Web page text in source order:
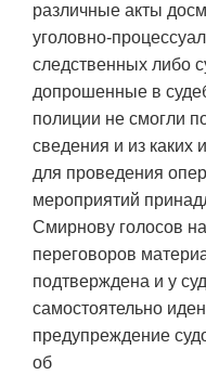
различные акты
уголовно-
следственных либо
допрошенные в
полиции не смогли
сведения и из каких
для проведения
мероприятий
Смирнову голосов
переговоров
подтверждена и у
самостоятельно
предупреждение
об